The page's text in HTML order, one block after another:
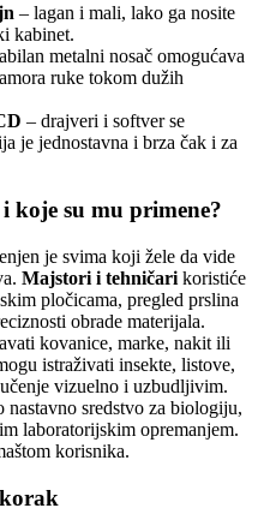
– lagan i mali, lako ga nosite
kabinet.
metalni nosač omogućava
ruke tokom dužih
– drajveri i softver se
je jednostavna i brza čak i za
koje su mu primene?
je svima koji žele da vide
Majstori i tehničari koristiće
pločicama, pregled prslina
obrade materijala.
kovanice, marke, nakit ili
istraživati insekte, listove,
vizuelno i uzbudljivim.
nastavno sredstvo za biologiju,
laboratorijskim opremanjem.
korisnika.